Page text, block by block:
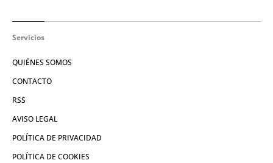
Servicios
QUIÉNES SOMOS
CONTACTO
RSS
AVISO LEGAL
POLÍTICA DE PRIVACIDAD
POLÍTICA DE COOKIES